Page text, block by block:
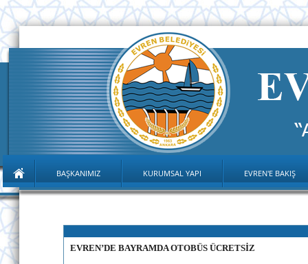
BAŞKANIMIZ KURUMSAL YAPI EVREN'E BAKIŞ
EVREN’DE BAYRAMDA OTOBÜS ÜCRETSİZ